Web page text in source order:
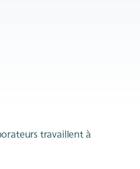
travaillent à